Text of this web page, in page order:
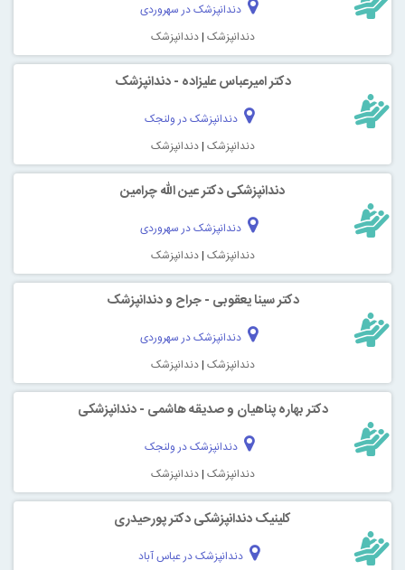
دندانپزشک در سهروردی
دندانپزشک |دندانپزشک
دکتر امیرعباس علیزاده - دندانپزشک
دندانپزشک در ولنجک
دندانپزشک |دندانپزشک
دندانپزشکی دکتر عین الله چرامین
دندانپزشک در سهروردی
دندانپزشک |دندانپزشک
دکتر سینا یعقوبی - جراح و دندانپزشک
دندانپزشک در سهروردی
دندانپزشک |دندانپزشک
دکتر بهاره پناهیان و صدیقه هاشمی - دندانپزشکی
دندانپزشک در ولنجک
دندانپزشک |دندانپزشک
کلینیک دندانپزشکی دکتر پورحیدری
دندانپزشک در عباس آباد